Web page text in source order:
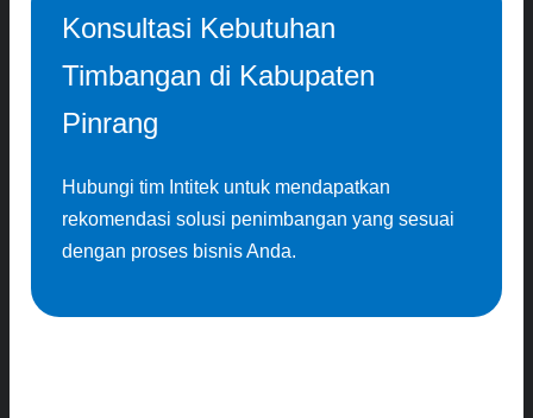
Konsultasi Kebutuhan
Timbangan di Kabupaten
Pinrang
Hubungi tim Intitek untuk mendapatkan
rekomendasi solusi penimbangan yang sesuai
dengan proses bisnis Anda.